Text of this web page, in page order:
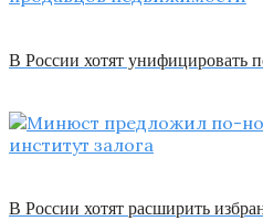
В России хотят унифицировать
В России хотят расширить